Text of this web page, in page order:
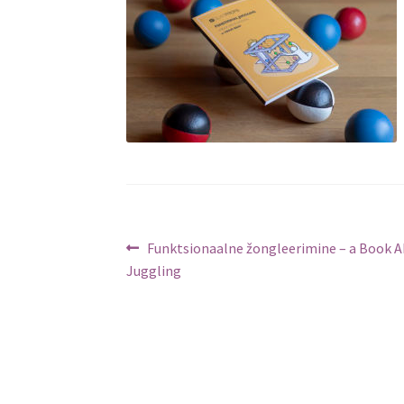
Navigeerimine
Previous
post:
Funktsionaalne žongleerimine – a Book
Juggling